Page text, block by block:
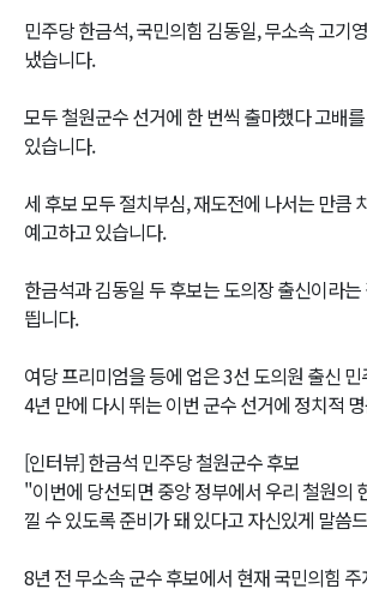
민주당 한금석, 국민의힘 김동일, 무소속 고기
냈습니다.
모두 철원군수 선거에 한 번씩 출마했다 고배
있습니다.
세 후보 모두 절치부심, 재도전에 나서는 만큼
예고하고 있습니다.
한금석과 김동일 두 후보는 도의장 출신이라
띕니다.
여당 프리미엄을 등에 업은 3선 도의원 출신
4년 만에 다시 뛰는 이번 군수 선거에 정치적
[인터뷰] 한금석 민주당 철원군수 후보
"이번에 당선되면 중앙 정부에서 우리 철원의
낄 수 있도록 준비가 돼 있다고 자신있게 말씀
8년 전 무소속 군수 후보에서 현재 국민의힘